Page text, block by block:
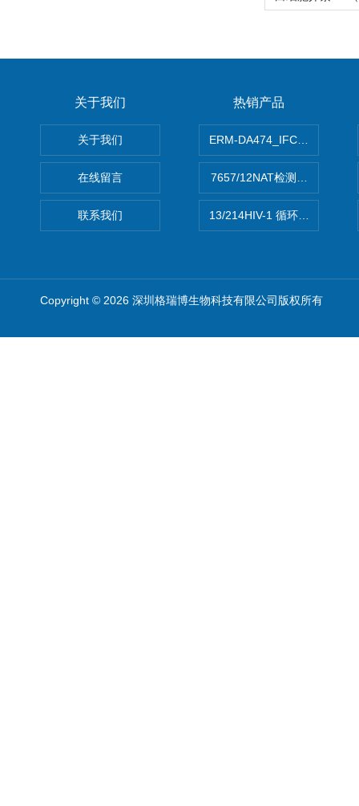
关于我们
关于我们
在线留言
联系我们
热销产品
ERM-DA474_IFCCC反应蛋
7657/12NAT检测的D型肝炎
13/214HIV-1 循环重组形式
Copyright © 2026 深圳格瑞博生物科技有限公司版权所有